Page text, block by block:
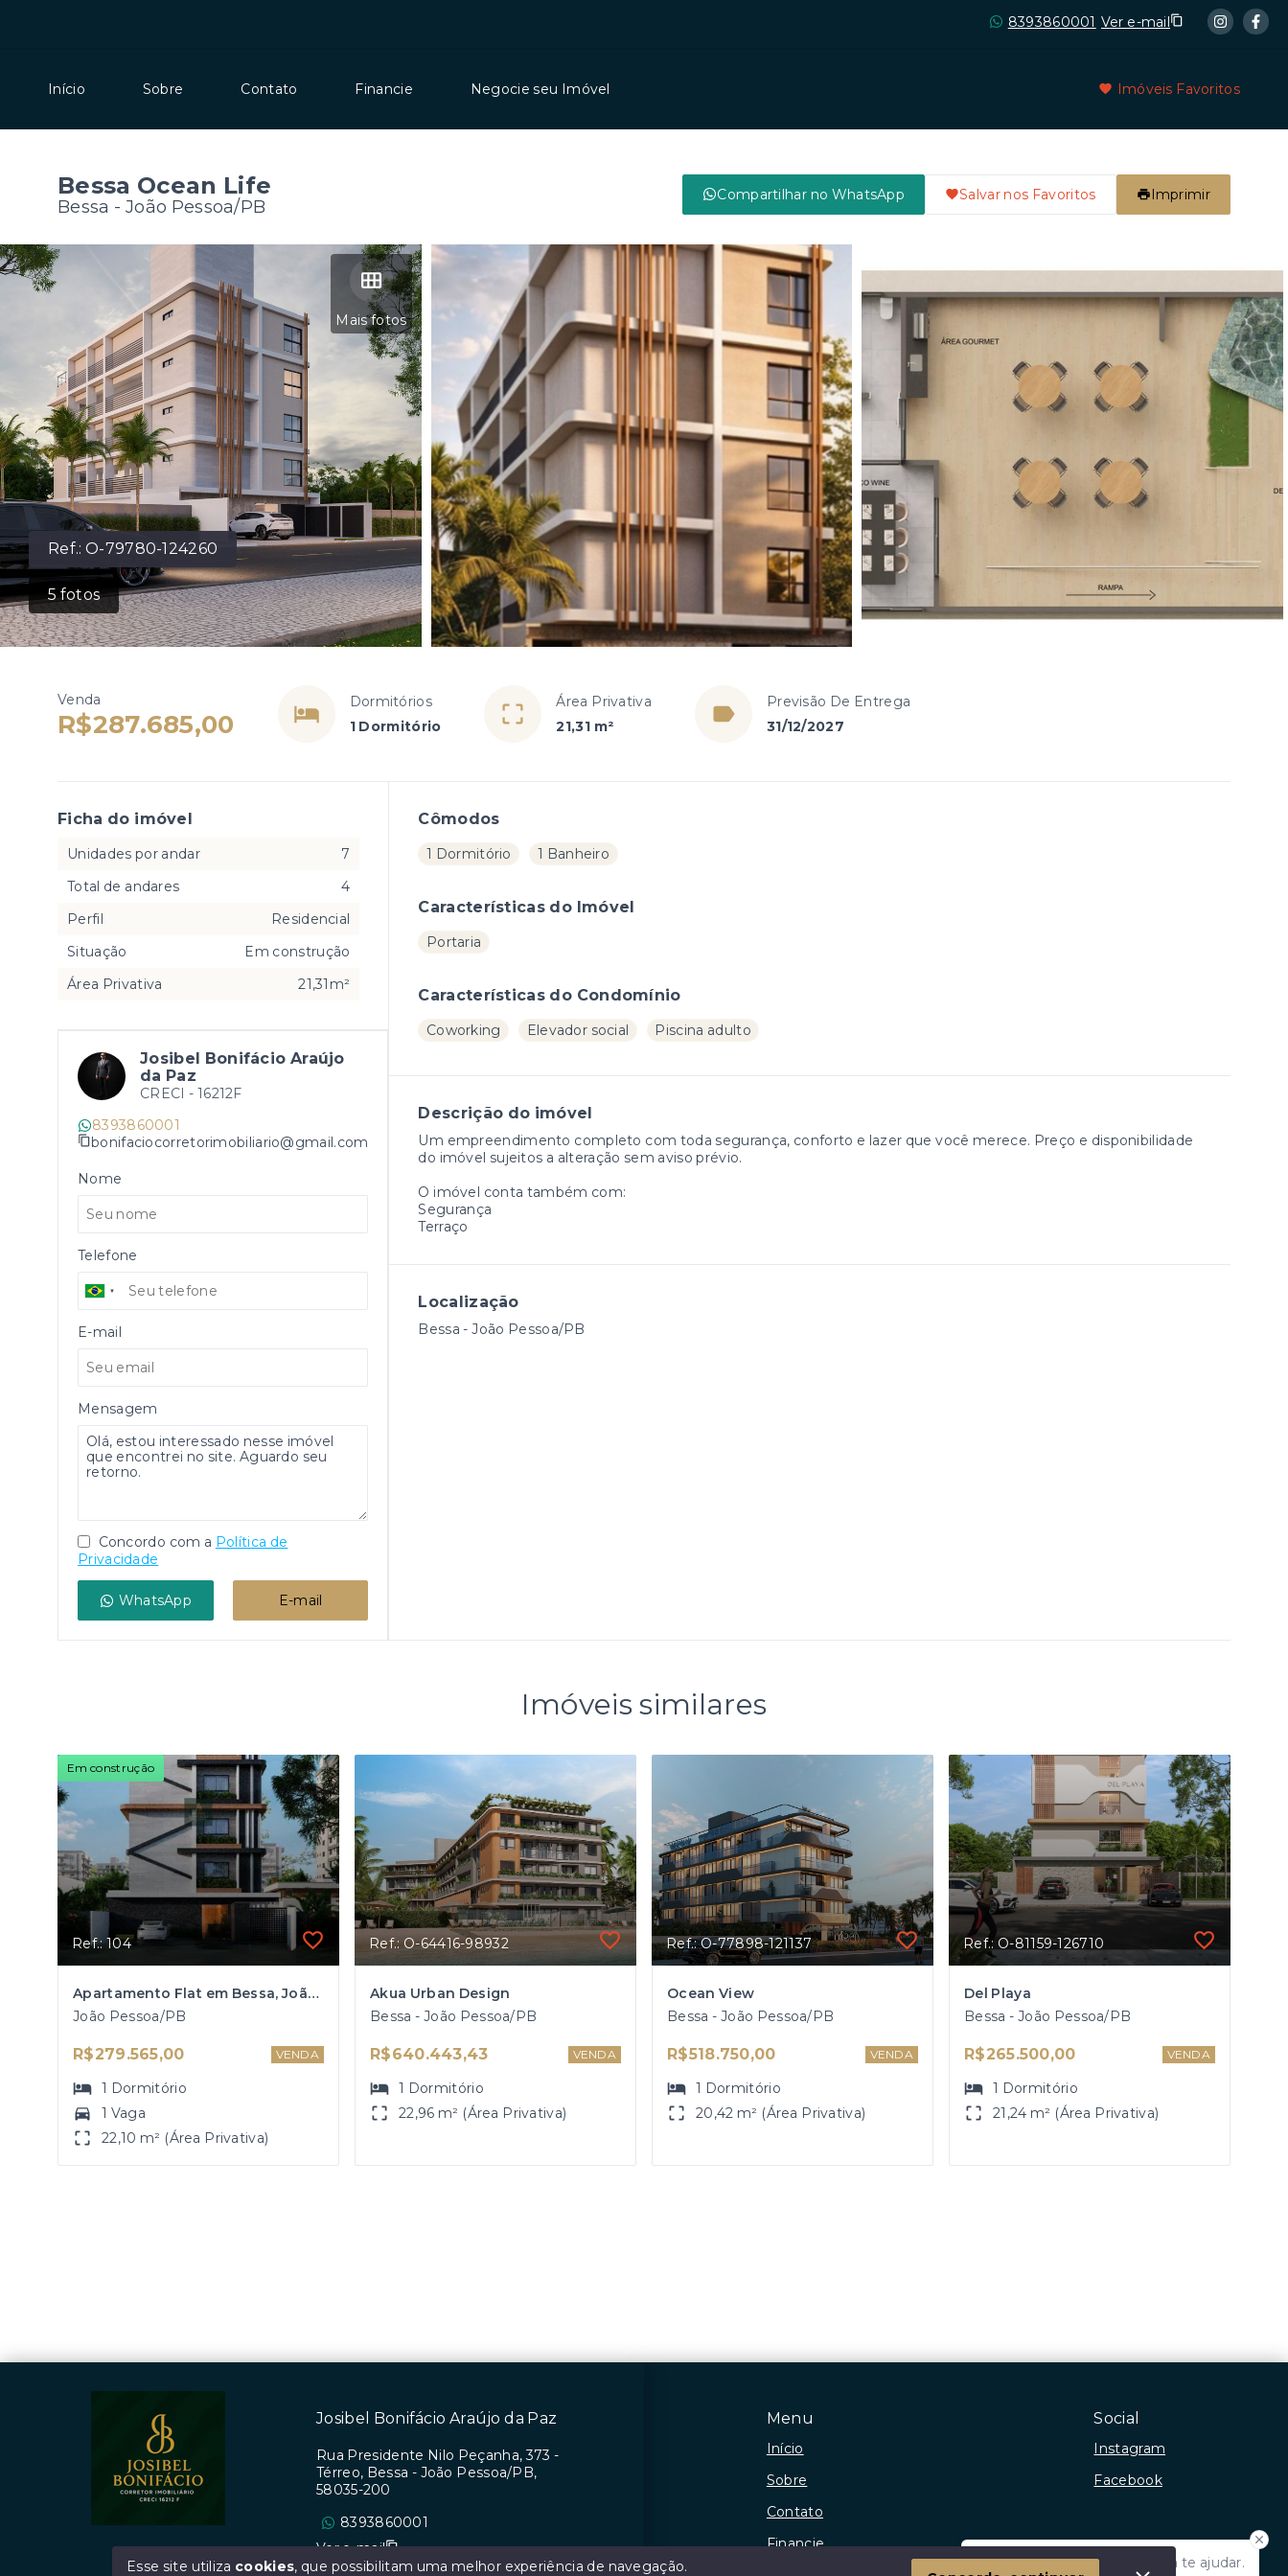
8393860001 Ver e-mail
Início Sobre Contato Financie Negocie seu Imóvel Imóveis Favoritos
Bessa Ocean Life
Bessa - João Pessoa/PB
Compartilhar no WhatsApp Salvar nos Favoritos Imprimir
Ref.:O-79780-124260
5fotos
Mais fotos
Venda
R$287.685,00
Dormitórios
1 Dormitório
Área Privativa
21,31 m²
Previsão De Entrega
31/12/2027
Cômodos
1 Dormitório 1 Banheiro
Características do Imóvel
Portaria
Características do Condomínio
Coworking Elevador social Piscina adulto
Descrição do imóvel
Um empreendimento completo com toda segurança, conforto e lazer que você merece. Preço e disponibilidade
do imóvel sujeitos a alteração sem aviso prévio.
O imóvel conta também com:
Segurança
Terraço
Localização
Bessa - João Pessoa/PB
Ficha do imóvel
Unidades por andar
7
Total de andares
4
Perfil
Residencial
Situação
Em construção
Área Privativa
21,31m²
Josibel Bonifácio Araújo
da Paz
CRECI - 16212F
8393860001
bonifaciocorretorimobiliario@gmail.com
Nome
Telefone
E-mail
Mensagem
Concordo com a Política de
Privacidade
WhatsApp E-mail
Imóveis similares
Em construção
Ref.: 104
Apartamento Flat em Bessa, João Pessoa/PB
João Pessoa/PB
R$279.565,00 VENDA
1 Dormitório
1 Vaga
22,10 m² (Área Privativa)
Ref.: O-64416-98932
Akua Urban Design
Bessa - João Pessoa/PB
R$640.443,43 VENDA
1 Dormitório
22,96 m² (Área Privativa)
Ref.: O-77898-121137
Ocean View
Bessa - João Pessoa/PB
R$518.750,00 VENDA
1 Dormitório
20,42 m² (Área Privativa)
Ref.: O-81159-126710
Del Playa
Bessa - João Pessoa/PB
R$265.500,00 VENDA
1 Dormitório
21,24 m² (Área Privativa)
Olá! Estamos disponíveis para te ajudar.
Menu
Início
Sobre
Contato
Financie
Social
Instagram
Facebook
Josibel Bonifácio Araújo da Paz
Rua Presidente Nilo Peçanha, 373 -
Térreo, Bessa - João Pessoa/PB,
58035-200
8393860001
Ver e-mail
Esse site utiliza cookies, que possibilitam uma melhor experiência de navegação.